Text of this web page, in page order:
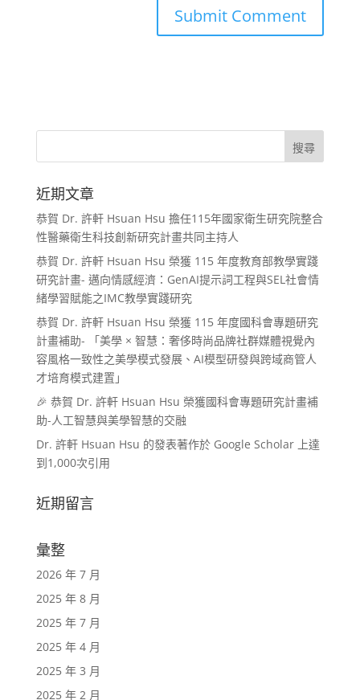
近期文章
恭賀 Dr. 許軒 Hsuan Hsu 擔任115年國家衛生研究院整合
性醫藥衛生科技創新研究計畫共同主持人
恭賀 Dr. 許軒 Hsuan Hsu 榮獲 115 年度教育部教學實踐
研究計畫- 邁向情感經濟：GenAI提示詞工程與SEL社會情
緒學習賦能之IMC教學實踐研究
恭賀 Dr. 許軒 Hsuan Hsu 榮獲 115 年度國科會專題研究
計畫補助- 「美學 × 智慧：奢侈時尚品牌社群媒體視覺內
容風格一致性之美學模式發展、AI模型研發與跨域商管人
才培育模式建置」
🎉 恭賀 Dr. 許軒 Hsuan Hsu 榮獲國科會專題研究計畫補
助-人工智慧與美學智慧的交融
Dr. 許軒 Hsuan Hsu 的發表著作於 Google Scholar 上達
到1,000次引用
近期留言
彙整
2026 年 7 月
2025 年 8 月
2025 年 7 月
2025 年 4 月
2025 年 3 月
2025 年 2 月